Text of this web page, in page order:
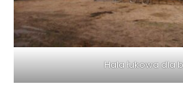
Hala łukowa dla